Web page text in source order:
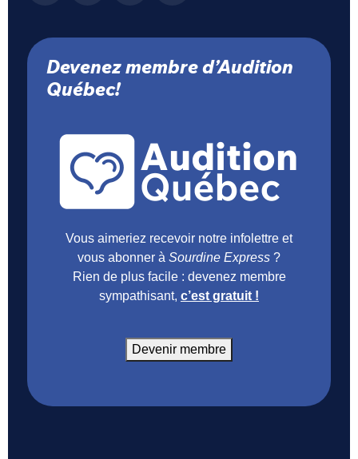
Devenez membre d’Audition
Québec!
Vous aimeriez recevoir notre infolettre et
vous abonner à Sourdine Express ?
Rien de plus facile : devenez membre
sympathisant, c’est gratuit !
Devenir membre